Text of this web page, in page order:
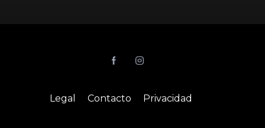
Legal Contacto Privacidad